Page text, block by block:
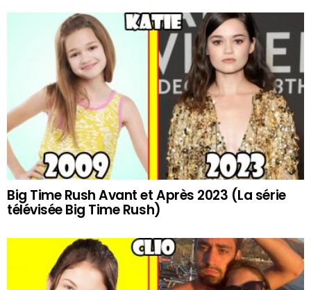
Big Time Rush Avant et Après 2023 (La série
télévisée Big Time Rush)